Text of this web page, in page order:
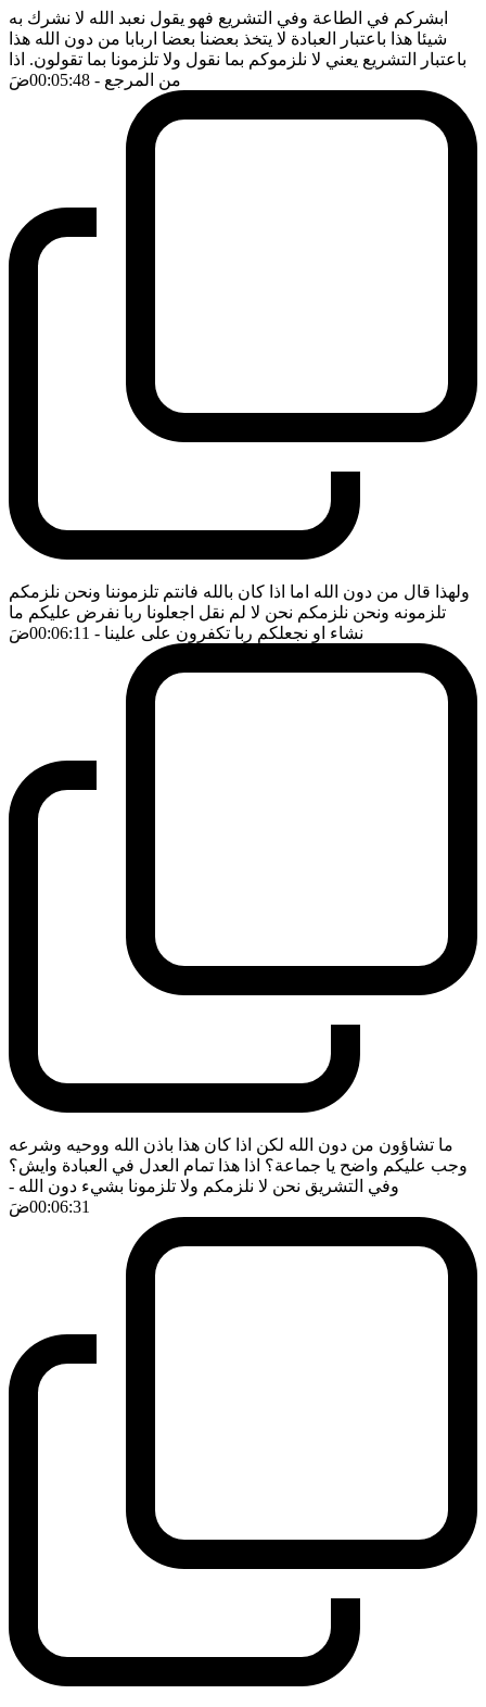
ابشركم في الطاعة وفي التشريع فهو يقول نعبد الله لا نشرك به
شيئا هذا باعتبار العبادة لا يتخذ بعضنا بعضا اربابا من دون الله هذا
باعتبار التشريع يعني لا نلزموكم بما نقول ولا تلزمونا بما تقولون. اذا
من المرجع - 00:05:48 ضَ
ولهذا قال من دون الله اما اذا كان بالله فانتم تلزموننا ونحن نلزمكم
تلزمونه ونحن نلزمكم نحن لا لم نقل اجعلونا ربا نفرض عليكم ما
نشاء او نجعلكم ربا تكفرون على علينا - 00:06:11 ضَ
ما تشاؤون من دون الله لكن اذا كان هذا باذن الله ووحيه وشرعه
وجب عليكم واضح يا جماعة؟ اذا هذا تمام العدل في العبادة وايش؟
وفي التشريق نحن لا نلزمكم ولا تلزمونا بشيء دون الله -
00:06:31ضَ